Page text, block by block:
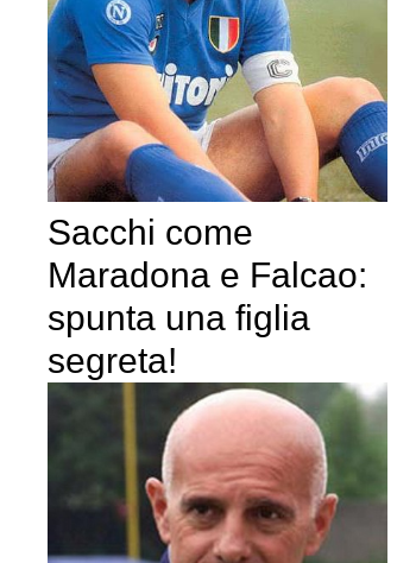
Sacchi come
Maradona e Falcao:
spunta una figlia
segreta!